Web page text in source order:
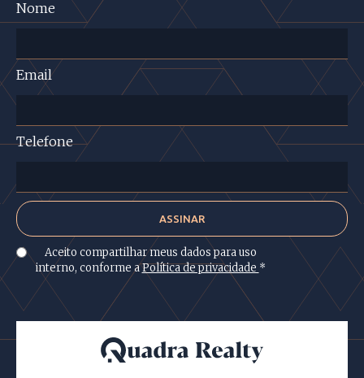
Nome
Email
Telefone
Aceito compartilhar meus dados para uso
interno, conforme aPolítica de privacidade *